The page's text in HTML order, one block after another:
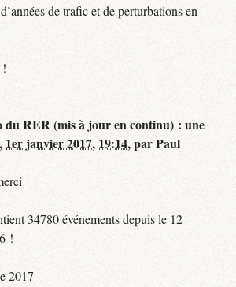
de trafic et de perturbations en
du RER (mis à jour en continu) : une
1er janvier 2017, 19:14,parPaul
34780 événements depuis le 12
!
2017